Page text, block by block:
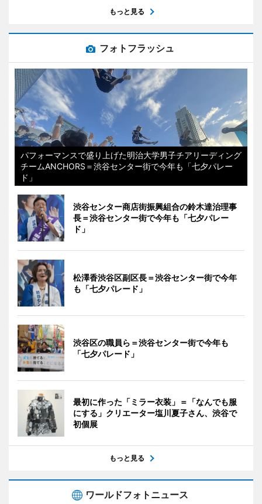
もっと見る
フォトフラッシュ
パフォーマンスで盛り上げた明治大学男子チアリーディング
チームANCHORS＝渋谷センター街で今年も「七夕パレー
ド」
渋谷センター商店街振興組合の鈴木達治理事
長＝渋谷センター街で今年も「七夕パレー
ド」
松澤香渋谷区副区長＝渋谷センター街で今年
も「七夕パレード」
渋谷区の職員ら＝渋谷センター街で今年も
「七夕パレード」
最初に作った「ミラー衣装」＝「なんでも服
にする」クリエーター塩川夏子さん、渋谷で
初個展
もっと見る
ワールドフォトニュース